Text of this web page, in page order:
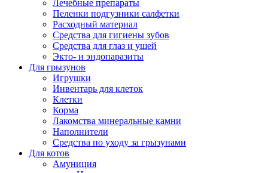
Лечебные препараты
Пеленки подгузники салфетки
Расходный материал
Средства для гигиены зубов
Средства для глаз и ушей
Экто- и эндопаразиты
Для грызунов
Игрушки
Инвентарь для клеток
Клетки
Корма
Лакомства минеральные камни
Наполнители
Средства по уходу за грызунами
Для котов
Амуниция